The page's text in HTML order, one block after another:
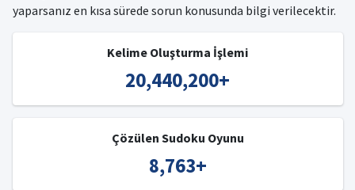
yaparsanız en kısa sürede sorun konusunda bilgi verilecektir.
Kelime Oluşturma İşlemi
20,440,200+
Çözülen Sudoku Oyunu
8,763+